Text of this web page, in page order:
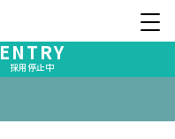
ENTRY
採用停止中